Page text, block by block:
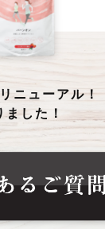
ニューアル！
した！